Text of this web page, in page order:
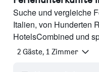
Suche und vergleiche
Italien, von Hunderten
HotelsCombined und
2 Gäste, 1 Zimmer